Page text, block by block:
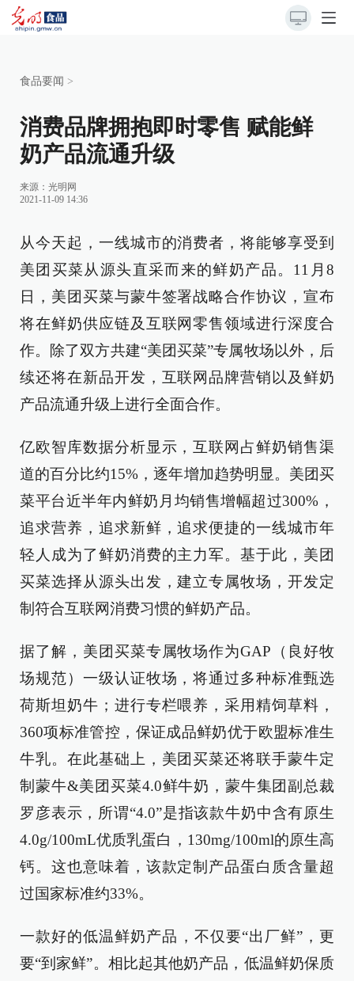
食品要闻 >
消费品牌拥抱即时零售 赋能鲜
奶产品流通升级
来源：光明网
2021-11-09 14:36
从今天起，一线城市的消费者，将能够享受到
美团买菜从源头直采而来的鲜奶产品。11月8
日，美团买菜与蒙牛签署战略合作协议，宣布
将在鲜奶供应链及互联网零售领域进行深度合
作。除了双方共建“美团买菜”专属牧场以外，后
续还将在新品开发，互联网品牌营销以及鲜奶
产品流通升级上进行全面合作。
亿欧智库数据分析显示，互联网占鲜奶销售渠
道的百分比约15%，逐年增加趋势明显。美团买
菜平台近半年内鲜奶月均销售增幅超过300%，
追求营养，追求新鲜，追求便捷的一线城市年
轻人成为了鲜奶消费的主力军。基于此，美团
买菜选择从源头出发，建立专属牧场，开发定
制符合互联网消费习惯的鲜奶产品。
据了解，美团买菜专属牧场作为GAP（良好牧
场规范）一级认证牧场，将通过多种标准甄选
荷斯坦奶牛；进行专栏喂养，采用精饲草料，
360项标准管控，保证成品鲜奶优于欧盟标准生
牛乳。在此基础上，美团买菜还将联手蒙牛定
制蒙牛&美团买菜4.0鲜牛奶，蒙牛集团副总裁
罗彦表示，所谓“4.0”是指该款牛奶中含有原生
4.0g/100mL优质乳蛋白，130mg/100ml的原生高
钙。这也意味着，该款定制产品蛋白质含量超
过国家标准约33%。
一款好的低温鲜奶产品，不仅要“出厂鲜”，更
要“到家鲜”。相比起其他奶产品，低温鲜奶保质